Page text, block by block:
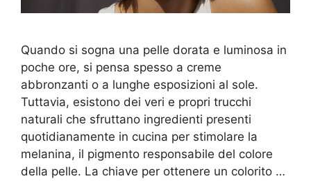
Quando si sogna una pelle dorata e luminosa in
poche ore, si pensa spesso a creme
abbronzanti o a lunghe esposizioni al sole.
Tuttavia, esistono dei veri e propri trucchi
naturali che sfruttano ingredienti presenti
quotidianamente in cucina per stimolare la
melanina, il pigmento responsabile del colore
della pelle. La chiave per ottenere un colorito …